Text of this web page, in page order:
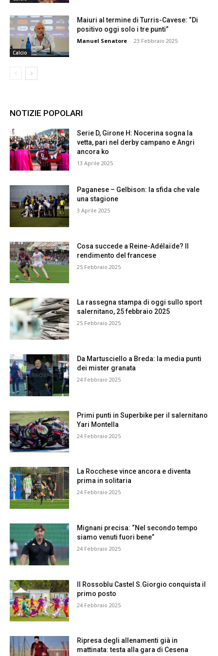
Calcio
Maiuri al termine di Turris-Cavese: “Di
positivo oggi solo i tre punti”
Manuel Senatore - 23 Febbraio 2025
NOTIZIE POPOLARI
Serie D, Girone H: Nocerina sogna la
vetta, pari nel derby campano e Angri
ancora ko
13 Aprile 2025
Paganese – Gelbison: la sfida che vale
una stagione
3 Aprile 2025
Cosa succede a Reine-Adélaïde? Il
rendimento del francese
25 Febbraio 2025
La rassegna stampa di oggi sullo sport
salernitano, 25 febbraio 2025
25 Febbraio 2025
Da Martusciello a Breda: la media punti
dei mister granata
24 Febbraio 2025
Primi punti in Superbike per il salernitano
Yari Montella
24 Febbraio 2025
La Rocchese vince ancora e diventa
prima in solitaria
24 Febbraio 2025
Mignani precisa: “Nel secondo tempo
siamo venuti fuori bene”
24 Febbraio 2025
Il Rossoblu Castel S.Giorgio conquista il
primo posto
24 Febbraio 2025
Ripresa degli allenamenti già in
mattinata: testa alla gara di Cesena